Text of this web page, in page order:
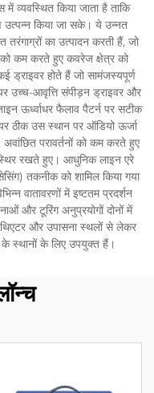
में व्यवस्थित किया जाता है ताकि
उत्पन्न किया जा सके। ये उन्नत
तरंगाग्रों का उत्पादन करती हैं, जो
को कम करते हुए कवरेज क्षेत्र को
ड्राइवर होते हैं जो सामंजस्यपूर्ण
उच्च-आवृत्ति संपीड़न ड्राइवर और
ऊर्ध्वाधर फैलाव पैटर्न पर सटीक
ठीक उस स्थान पर ऑडियो ऊर्जा
परावर्तनों को कम करते हुए
रखते हुए। आधुनिक लाइन एरे
तकनीक को शामिल किया गया
वातावरणों में इष्टतम प्रदर्शन
और टूरिंग अनुप्रयोगों दोनों में
और उपासना स्थलों से लेकर
स्थानों के लिए उपयुक्त हैं।